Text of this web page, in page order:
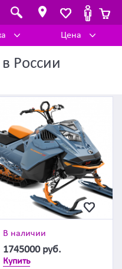
Цена
России
В наличии
1745000 руб.
Купить